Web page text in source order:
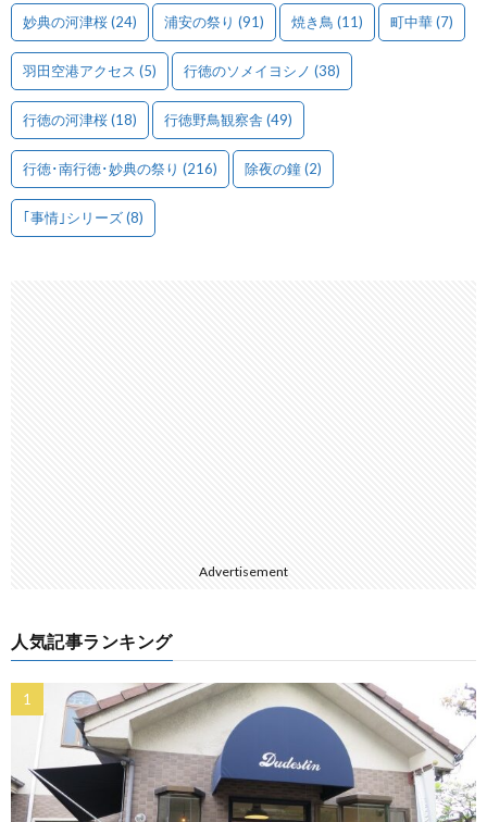
妙典の河津桜(24) 浦安の祭り (91) 焼き鳥 (11) 町中華(7)
羽田空港アクセス (5) 行徳のソメイヨシノ (38)
行徳の河津桜(18) 行徳野鳥観察舎 (49)
行徳･南行徳･妙典の祭り (216) 除夜の鐘(2)
｢事情｣シリーズ(8)
Advertisement
人気記事ランキング